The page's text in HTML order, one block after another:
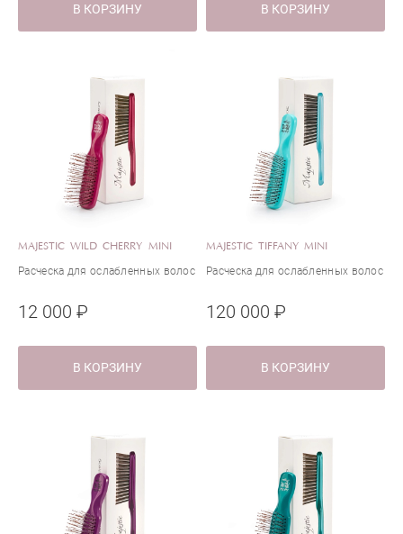
В КОРЗИНУ В КОРЗИНУ
MAJESTIC WILD CHERRY MINI
Расческа для ослабленных волос
12 000 ₽
В КОРЗИНУ
MAJESTIC TIFFANY MINI
Расческа для ослабленных волос
120 000 ₽
В КОРЗИНУ